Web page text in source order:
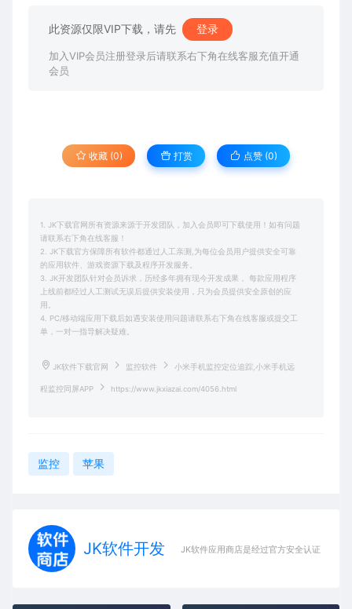
此资源仅限VIP下载，请先 登录
加入VIP会员注册登录后请联系右下角在线客服充值开通
会员
收藏 (0) 打赏 点赞 (0)
1. JK下载官网所有资源来源于开发团队，加入会员即可下载使用！如有问题
请联系右下角在线客服！
2. JK下载官方保障所有软件都通过人工亲测,为每位会员用户提供安全可靠
的应用软件、游戏资源下载及程序开发服务。
3. JK开发团队针对会员诉求，历经多年拥有现今开发成果， 每款应用程序
上线前都经过人工测试无误后提供安装使用，只为会员提供安全原创的应
用。
4. PC/移动端应用下载后如遇安装使用问题请联系右下角在线客服或提交工
单，一对一指导解决疑难。
JK软件下载官网 监控软件 小米手机监控定位追踪,小米手机远
程监控同屏APP https://www.jkxiazai.com/4056.html
监控 苹果
JK软件开发 JK软件应用商店是经过官方安全认证，保障